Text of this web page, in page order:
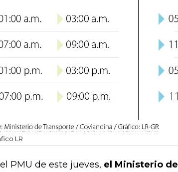
LR
PMU de este jueves, el Ministerio